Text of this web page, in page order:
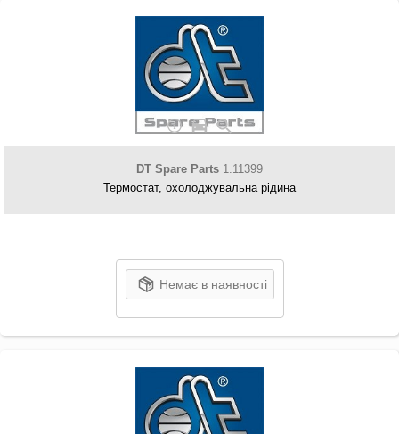
DT Spare Parts 1.11399
Термостат, охолоджувальна рідина
Немає в наявності